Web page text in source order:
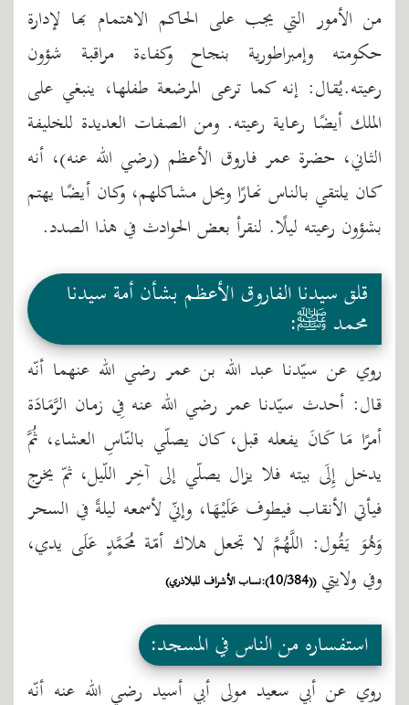
من الأمور التي يجب على الحاكم الاهتمام بها لإدارة
حكومته وإمبراطورية بنجاح وكفاءة مراقبة شؤون
رعيته.يُقال: إنه كما ترعى المرضعة طفلها، ينبغي على
الملك أيضًا رعاية رعيته. ومن الصفات العديدة للخليفة
الثاني، حضرة عمر فاروق الأعظم (رضي الله عنه)، أنه
كان يلتقي بالناس نهارًا ويحل مشاكلهم، وكان أيضًا يهتم
بشؤون رعيته ليلًا. لنقرأ بعض الحوادث في هذا الصدد.
قلق سيدنا الفاروق الأعظم بشأن أمة سيدنا
محمد ﷺ:
روي عن سيّدنا عبد الله بن عمر رضي الله عنهما أنّه
قال: أحدث سيّدنا عمر رضي الله عنه فِي زمان الرَّمَادَة
أمرًا مَا كَانَ يفعله قبل، كان يصلّي بالنّاسِ العشاء، ثُمَّ
يدخل إِلَى بيته فلا يزال يصلّي إلى آخِر اللّيل، ثمّ يخرج
فيأتي الأنقاب فيطوف عَلَيْهَا، وإنّي لأسمعه ليلةً في السحر
وَهُوَ يَقُول: اللَّهُمَّ لا تجعل هلاك أمّة مُحَمَّدٍ عَلَى يدي،
وفي ولايتي((10/384):نساب الأشراف للبلاذري)
استفساره من الناس في المسجد:
روي عن أبي سعيد مولى أبي أسيد رضي الله عنه أنّه